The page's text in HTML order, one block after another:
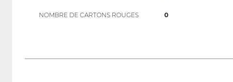
NOMBRE DE CARTONS ROUGES 0